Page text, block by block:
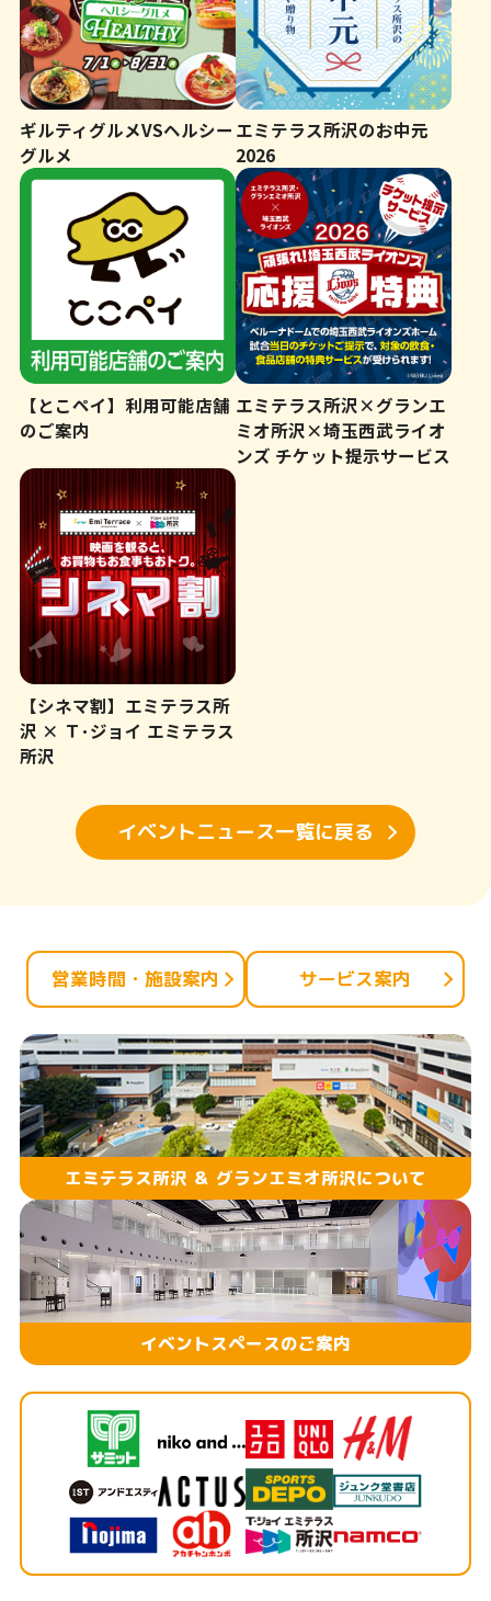
ギルティグルメVSヘルシー
グルメ
エミテラス所沢のお中元
2026
【とこペイ】利用可能店舗
のご案内
エミテラス所沢×グランエ
ミオ所沢×埼玉西武ライオ
ンズ チケット提示サービス
【シネマ割】エミテラス所
沢 × Ｔ･ジョイ エミテラス
所沢
イベントニュース一覧に戻る
営業時間・施設案内 サービス案内
エミテラス所沢 ＆ グランエミオ所沢について
イベントスペースのご案内